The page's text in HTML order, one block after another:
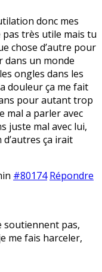
donc mes
très utile mais tu
chose d’autre pour
dans un monde
ongles dans les
douleur ça me fait
pour autant trop
mal a parler avec
juste mal avec lui,
ça irait
#80174 Répondre
soutiennent pas,
me fais harceler,